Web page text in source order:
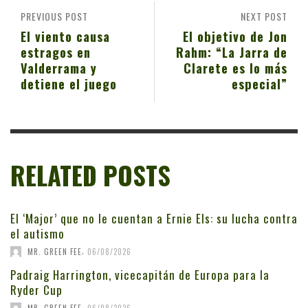
NEXT POST
El objetivo de Jon
Rahm: “La Jarra de
Clarete es lo más
especial”
PREVIOUS POST
El viento causa
estragos en
Valderrama y
detiene el juego
RELATED POSTS
El ‘Major’ que no le cuentan a Ernie Els: su lucha contra
el autismo
MR. GREEN FEE, 06/08/2026
Padraig Harrington, vicecapitán de Europa para la
Ryder Cup